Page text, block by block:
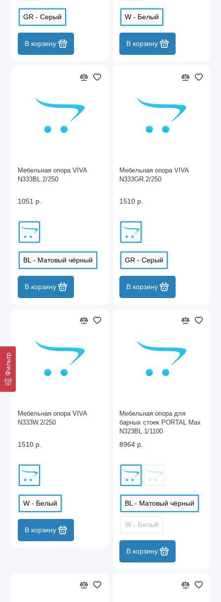
Фильтр
GR - Серый
В корзину
W - Белый
В корзину
Мебельная опора VIVA
N333BL.2/250
1051 р.
BL - Матовый чёрный
В корзину
Мебельная опора VIVA
N333GR.2/250
1510 р.
GR - Серый
В корзину
Мебельная опора VIVA
N333W.2/250
1510 р.
W - Белый
В корзину
Мебельная опора для
барных стоек PORTAL Max
N323BL.1/1100
8964 р.
BL - Матовый чёрный
W - Белый
В корзину